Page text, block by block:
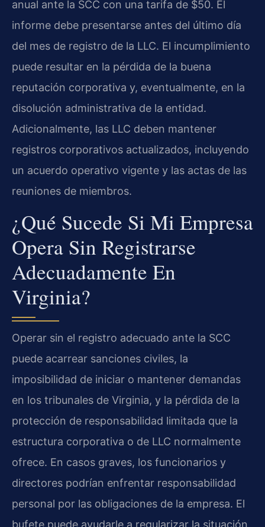
anual ante la SCC con una tarifa de $50. El
informe debe presentarse antes del último día
del mes de registro de la LLC. El incumplimiento
puede resultar en la pérdida de la buena
reputación corporativa y, eventualmente, en la
disolución administrativa de la entidad.
Adicionalmente, las LLC deben mantener
registros corporativos actualizados, incluyendo
un acuerdo operativo vigente y las actas de las
reuniones de miembros.
¿Qué Sucede Si Mi Empresa
Opera Sin Registrarse
Adecuadamente En
Virginia?
Operar sin el registro adecuado ante la SCC
puede acarrear sanciones civiles, la
imposibilidad de iniciar o mantener demandas
en los tribunales de Virginia, y la pérdida de la
protección de responsabilidad limitada que la
estructura corporativa o de LLC normalmente
ofrece. En casos graves, los funcionarios y
directores podrían enfrentar responsabilidad
personal por las obligaciones de la empresa. El
bufete puede ayudarle a regularizar la situación